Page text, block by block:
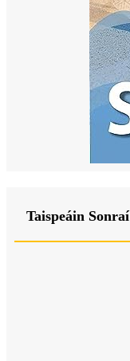
Taispeáin Sonraí